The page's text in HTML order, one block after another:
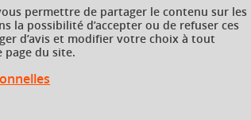
permettre de partager le contenu sur les
la possibilité d’accepter ou de refuser ces
d’avis et modifier votre choix à tout
page du site.
écoles,
Enseignements transversaux à
choix (ETC)